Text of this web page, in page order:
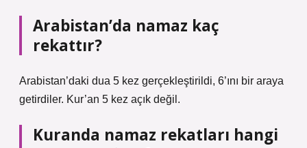
Arabistan’da namaz kaç
rekattır?
Arabistan’daki dua 5 kez gerçekleştirildi, 6’ını bir araya
getirdiler. Kur’an 5 kez açık değil.
Kuranda namaz rekatları hangi